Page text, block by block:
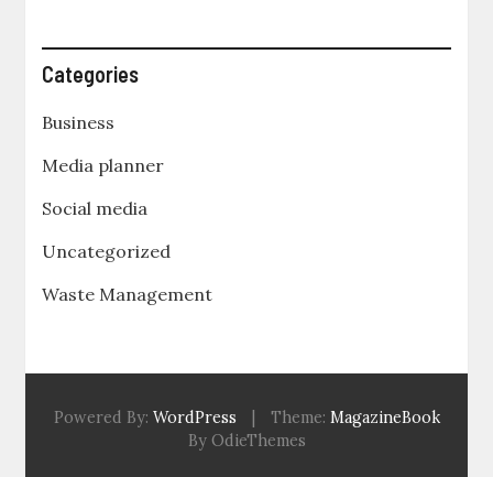
Categories
Business
Media planner
Social media
Uncategorized
Waste Management
Powered By: WordPress Theme: MagazineBook
By OdieThemes